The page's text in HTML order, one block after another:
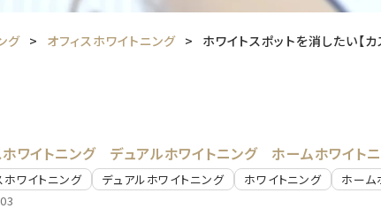
グ オフィスホワイトニング ホワイトスポットを消したい【
ワイトニング デュアルホワイトニング ホームホワイト
ホワイトニング デュアルホワイトニング ホワイトニング
ホーム